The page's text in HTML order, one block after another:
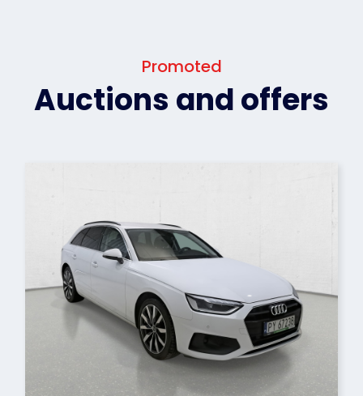
Promoted
Auctions and offers